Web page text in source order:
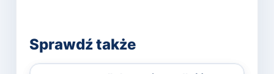
Sprawdź także